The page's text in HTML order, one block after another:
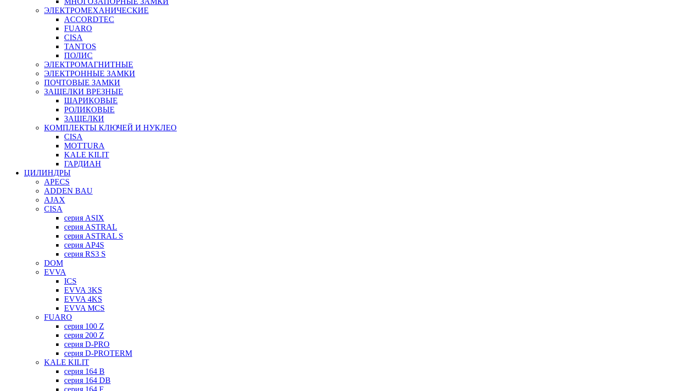
ЭЛЕКТРОМЕХАНИЧЕСКИЕ
ACCORDTEC
FUARO
CISA
TANTOS
ПОЛИС
ЭЛЕКТРОМАГНИТНЫЕ
ЭЛЕКТРОННЫЕ ЗАМКИ
ПОЧТОВЫЕ ЗАМКИ
ЗАЩЕЛКИ ВРЕЗНЫЕ
ШАРИКОВЫЕ
РОЛИКОВЫЕ
ЗАЩЕЛКИ
КОМПЛЕКТЫ КЛЮЧЕЙ И НУКЛЕО
CISA
MOTTURA
KALE KILIT
ГАРДИАН
ЦИЛИНДРЫ
APECS
ADDEN BAU
AJAX
CISA
серия ASIX
серия ASTRAL
серия ASTRAL S
серия AP4S
серия RS3 S
DOM
EVVA
ICS
EVVA 3KS
EVVA 4KS
EVVA MCS
FUARO
серия 100 Z
серия 200 Z
серия D-PRO
серия D-PROTERM
KALE KILIT
серия 164 B
серия 164 DB
серия 164 F